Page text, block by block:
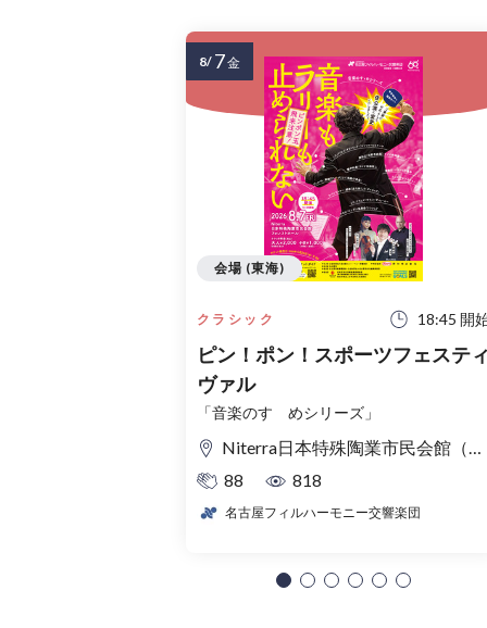
クラシック 18:45 開
ピン！ポン！スポーツフェステ
ヴァル
「音楽のすゝめシリーズ」
Niterra日本特殊陶業市民会館（名古屋市民会館） フォレストホール
88
818
名古屋フィルハーモニー交響楽団
会場 (東海)
8/ 7金